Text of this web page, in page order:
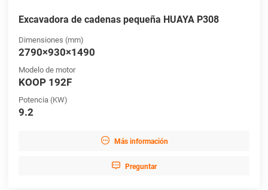
Excavadora de cadenas pequeña HUAYA P308
Dimensiones (mm)
2790×930×1490
Modelo de motor
KOOP 192F
Potencia (KW)
9.2
 Más información
 Preguntar